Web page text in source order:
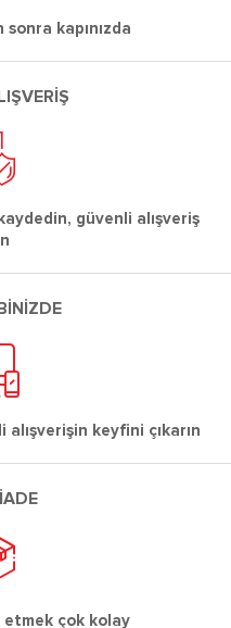
kapınızda
güvenli alışveriş
keyfini çıkarın
etmek çok kolay